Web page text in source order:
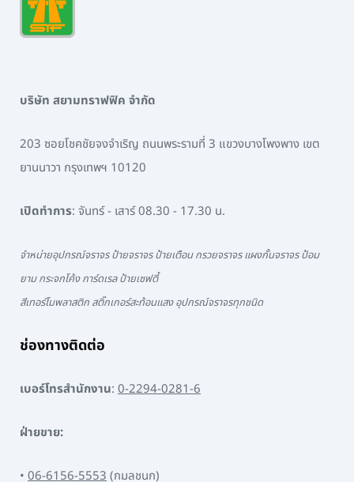
บริษัท สยามทราฟฟิค จำกัด
203 ซอยโชคชัยจงจำเริญ ถนนพระรามที่ 3 แขวงบางโพงพาง เขต
ยานนาวา กรุงเทพฯ 10120
เปิดทำการ: จันทร์ - เสาร์ 08.30 - 17.30 น.
จำหน่ายอุปกรณ์จราจร ป้ายจราจร ป้ายเตือน กรวยจราจร แผงกั้นจราจร ป้อม
ยาม กระจกโค้ง การ์ดเรล ป้ายเซฟตี้
สีเทอร์โมพลาสติก สติ๊กเกอร์สะท้อนแสง อุปกรณ์จราจรทุกชนิด
ช่องทางติดต่อ
เบอร์โทรสำนักงาน: 0-2294-0281-6
ฝ่ายขาย:
• 06-6156-5553(กมลชนก)